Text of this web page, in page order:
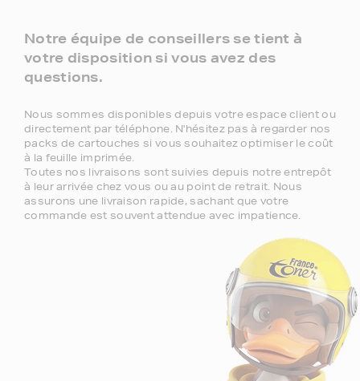
Notre équipe de conseillers se tient à
votre disposition si vous avez des
questions.
Nous sommes disponibles depuis votre espace client ou
directement par téléphone. N'hésitez pas à regarder nos
packs de cartouches si vous souhaitez optimiser le coût
à la feuille imprimée.
Toutes nos livraisons sont suivies depuis notre entrepôt
à leur arrivée chez vous ou au point de retrait. Nous
assurons une livraison rapide, sachant que votre
commande est souvent attendue avec impatience.